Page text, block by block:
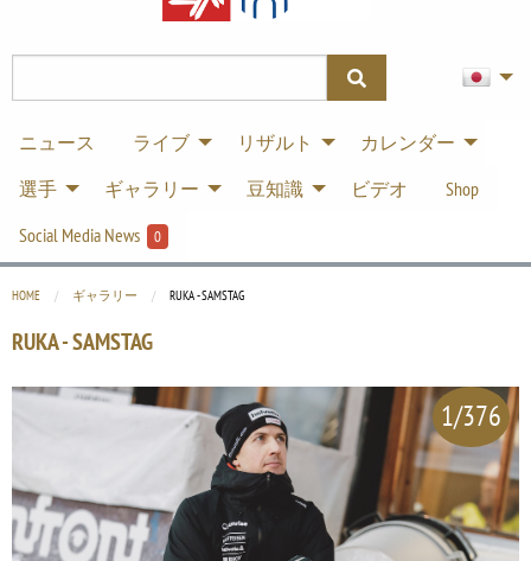
ニュース ライブ リザルト
カレンダー
選手
ギャラリー 豆知識 ビデオ
Shop
Social Media News
0
HOME ギャラリー CURRENT:
RUKA - SAMSTAG
RUKA - SAMSTAG
1/376